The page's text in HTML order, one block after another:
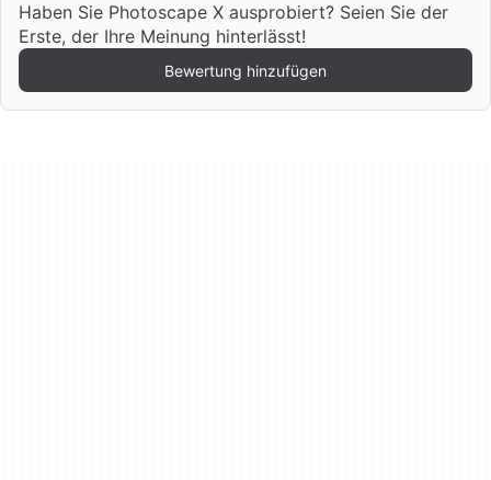
Haben Sie Photoscape X ausprobiert? Seien Sie der
Erste, der Ihre Meinung hinterlässt!
Bewertung hinzufügen